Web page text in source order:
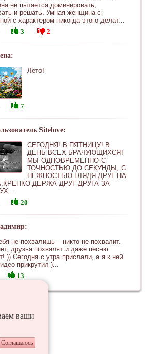
не пытается доминировать,
и решать. Умная женщина с
с характером никогда этого делат...
3 2
Лето!
7
Sitelove:
СЕГОДНЯ! В ПЯТНИЦУ! В
ДЕНЬ ВСЕХ БРАЧУЮЩИХСЯ!
МЫ ОДНОВРЕМЕННО С
ТОЧНОСТЬЮ ДО СЕКУНДЫ, С
НЕЖНОСТЬЮ ГЛЯДЯ ДРУГ НА
ДЕРЖА ДРУГ ДРУГА ЗА
20
не похвалишь – никто не похвалит.
друзья похвалят и даже песню
)) Сегодня с утра прислали, а я к ней
прикрутил )...
13
ваши
Соглашаюсь